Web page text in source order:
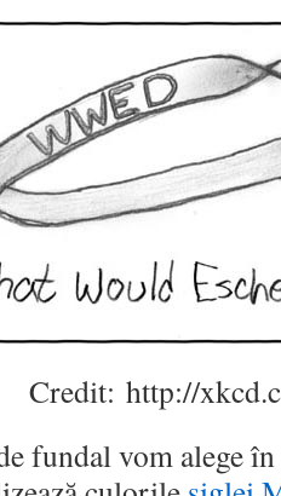
Credit: http://
fundal vom alege